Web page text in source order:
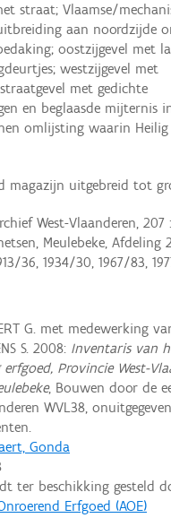
straat; Vlaamse/
aan noordzijde
oostzijgevel met
westzijgevel met
met gedichte
en beglaasde mijternis
omlijsting waarin Heilig
magazijn uitgebreid tot
West-Vlaanderen, 207 :
Meulebeke, Afdeling
36, 1934/30, 1967/83,
G. met medewerking
S. 2008: Inventaris van
Provincie West-
, Bouwen door de
WVL38, onuitgegeven
Gonda
ter beschikking gesteld
Erfgoed (AOE)